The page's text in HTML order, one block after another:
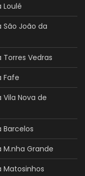
João da
Vedras
Fafe
Nova de
Grande